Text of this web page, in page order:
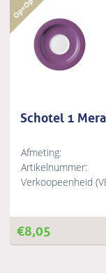
Schotel 1
Afmeting:
Artikelnummer:
Verkoopeenheid
€8,05